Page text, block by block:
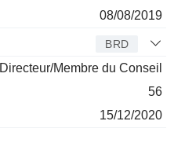
08/08/2019
BRD
Directeur/Membre du Conseil
56
15/12/2020